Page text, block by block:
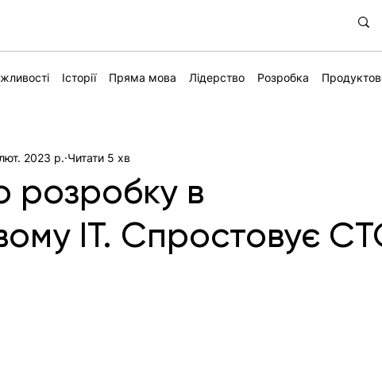
Історії Пряма мова Лідерство Розробка
розробку в
ІТ. Спростовує
2023 р. Читати 5 хв